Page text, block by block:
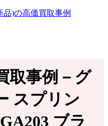
)の高価買取事例
取事例－グ
スプリン
ブラ